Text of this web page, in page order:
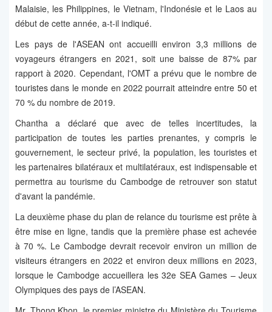
Malaisie, les Philippines, le Vietnam, l'Indonésie et le Laos au
début de cette année, a-t-il indiqué.
Les pays de l'ASEAN ont accueilli environ 3,3 millions de
voyageurs étrangers en 2021, soit une baisse de 87% par
rapport à 2020. Cependant, l'OMT a prévu que le nombre de
touristes dans le monde en 2022 pourrait atteindre entre 50 et
70 % du nombre de 2019.
Chantha a déclaré que avec de telles incertitudes, la
participation de toutes les parties prenantes, y compris le
gouvernement, le secteur privé, la population, les touristes et
les partenaires bilatéraux et multilatéraux, est indispensable et
permettra au tourisme du Cambodge de retrouver son statut
d'avant la pandémie.
La deuxième phase du plan de relance du tourisme est prête à
être mise en ligne, tandis que la première phase est achevée
à 70 %. Le Cambodge devrait recevoir environ un million de
visiteurs étrangers en 2022 et environ deux millions en 2023,
lorsque le Cambodge accueillera les 32e SEA Games – Jeux
Olympiques des pays de l’ASEAN.